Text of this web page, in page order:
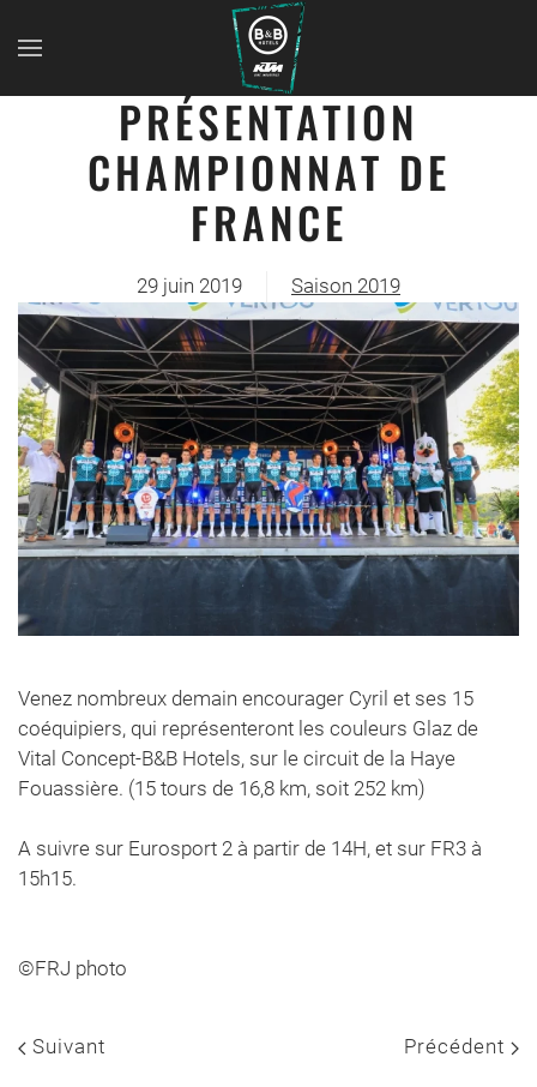
PRÉSENTATION
CHAMPIONNAT DE
FRANCE
29 juin 2019 Saison 2019
Venez nombreux demain encourager Cyril et ses 15
coéquipiers, qui représenteront les couleurs Glaz de
Vital Concept-B&B Hotels, sur le circuit de la Haye
Fouassière. (15 tours de 16,8 km, soit 252 km)
A suivre sur Eurosport 2 à partir de 14H, et sur FR3 à
15h15.
©FRJ photo
Suivant Précédent